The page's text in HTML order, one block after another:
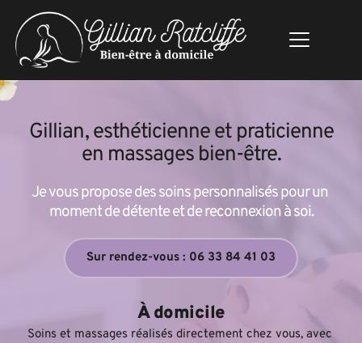
en massages bien-être.
Je vous propose des soins personnalisés pour un
moment de détente et de reconnexion à soi.
Sur rendez-vous : 06 33 84 41 03
À domicile
Soins et massages réalisés directement chez vous, avec